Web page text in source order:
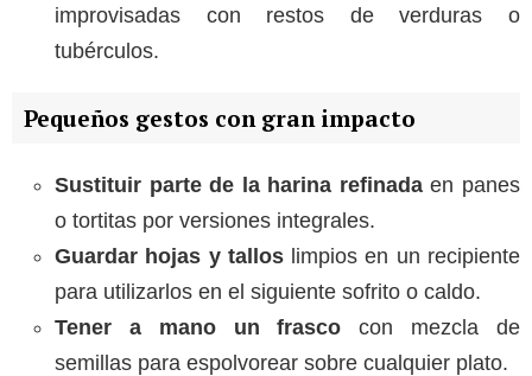
improvisadas con restos de verduras o
tubérculos.
Pequeños gestos con gran impacto
Sustituir parte de la harina refinadaen panes
o tortitas por versiones integrales.
Guardar hojas y talloslimpios en un recipiente
para utilizarlos en el siguiente sofrito o caldo.
Tener a mano un frasco con mezcla de
semillas para espolvorear sobre cualquier plato.